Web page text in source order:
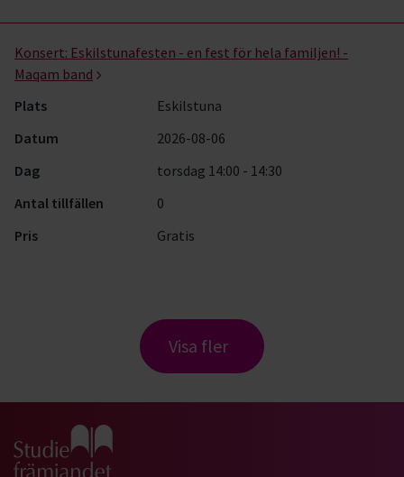
Konsert: Eskilstunafesten - en fest för hela familjen! -
Maqam band
Plats
Eskilstuna
Datum
2026-08-06
Dag
torsdag 14:00 - 14:30
Antal tillfällen
0
Pris
Gratis
Visa fler
Gå till studiefrämjandets startsida